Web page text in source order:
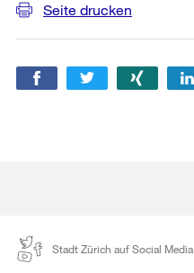
Seite drucken
Stadt Zürich auf Social Media